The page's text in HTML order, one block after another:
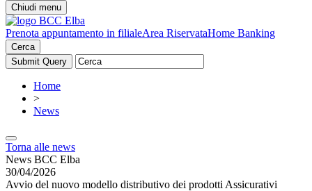
Chiudi menu
Prenota appuntamento in filialeArea RiservataHome Banking
Cerca
Home
>
News
Torna alle news
News BCC Elba
30/04/2026
Avvio del nuovo modello distributivo dei prodotti Assicurativi